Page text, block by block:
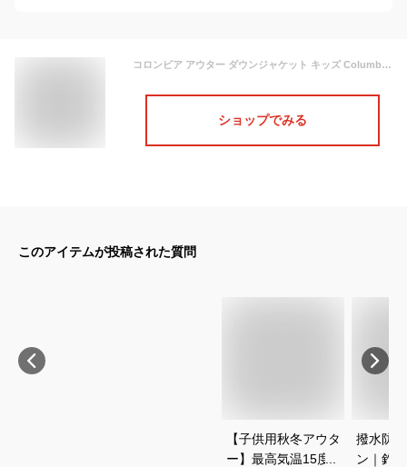
コロンビア アウター ダウンジャケット キッズ Columbia Autumn Park Down Jacket 秋冬 男の子 女の子 オムニヒート 130 140 150 160 170
ショップでみる
このアイテムが投稿された質問
【子供用秋冬アウタ
ー】最高気温15度以
撥水防
ン｜釣